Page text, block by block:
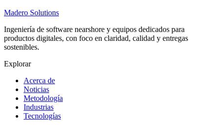
Madero Solutions
Ingeniería de software nearshore y equipos dedicados para
productos digitales, con foco en claridad, calidad y entregas
sostenibles.
Explorar
Acerca de
Noticias
Metodología
Industrias
Tecnologías